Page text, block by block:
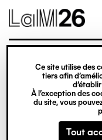
Gestion des cookies
Ce site utilise des
tiers afin
À l’exception des
du site, vous
Tout
contenu